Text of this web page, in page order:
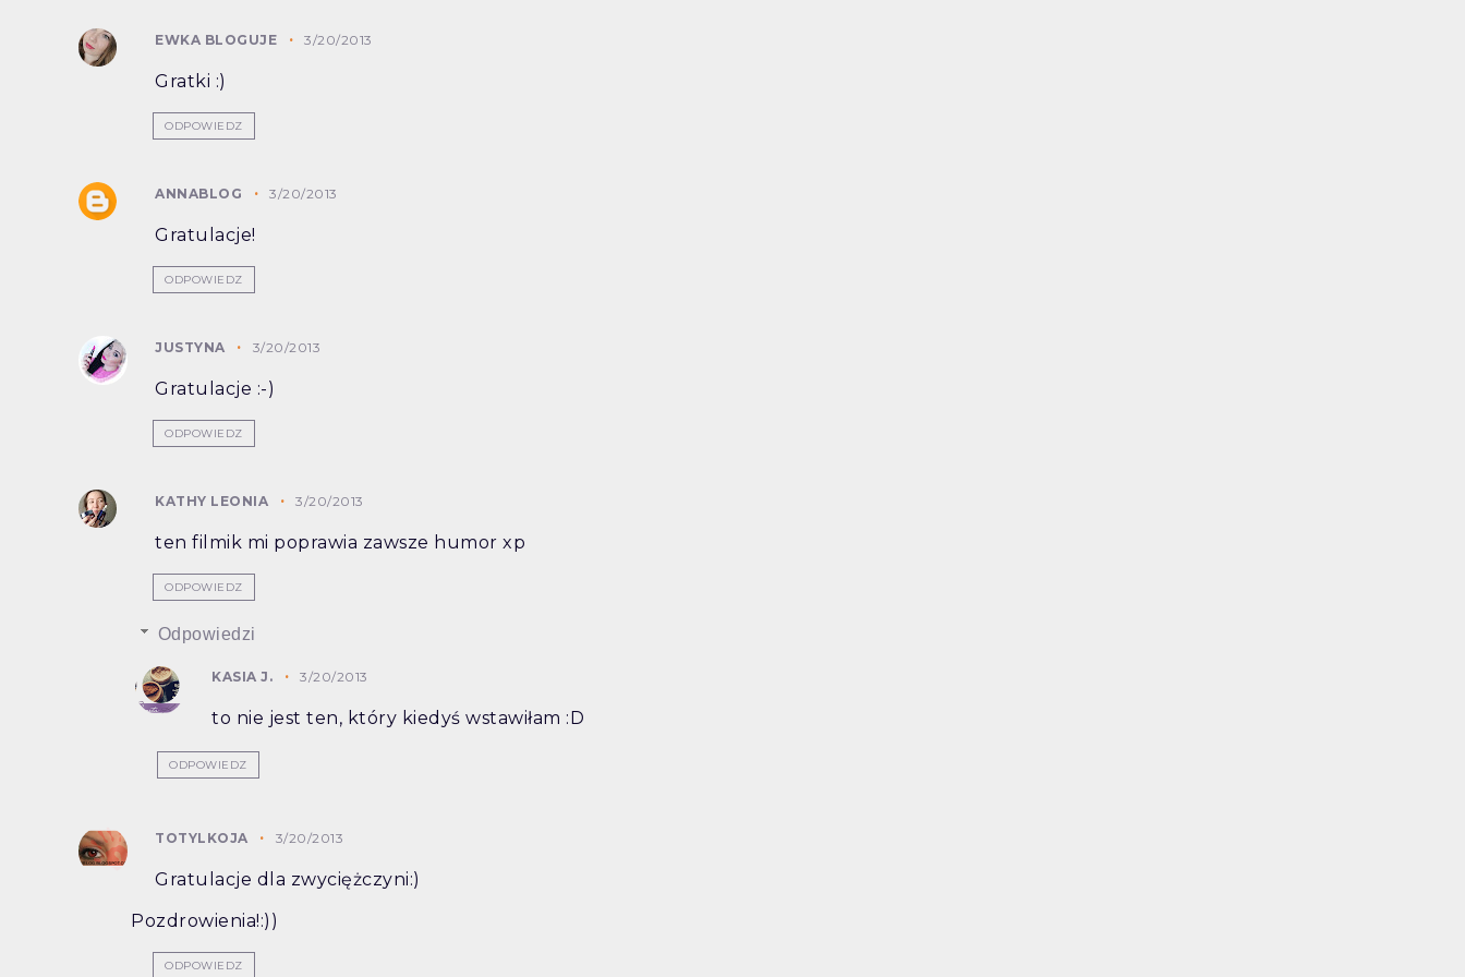
EWKA BLOGUJE 3/20/2013
Gratki :)
ODPOWIEDZ
ANNABLOG 3/20/2013
Gratulacje!
ODPOWIEDZ
JUSTYNA 3/20/2013
Gratulacje :-)
ODPOWIEDZ
KATHY LEONIA 3/20/2013
ten filmik mi poprawia zawsze humor xp
ODPOWIEDZ
Odpowiedzi
KASIA J. 3/20/2013
to nie jest ten, który kiedyś wstawiłam :D
ODPOWIEDZ
TOTYLKOJA 3/20/2013
Gratulacje dla zwyciężczyni:)
Pozdrowienia!:))
ODPOWIEDZ